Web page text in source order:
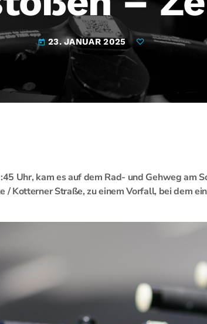
today 23. JANUAR 2025
Uhr, kam es auf dem Rad- und Gehweg am
/ Kotterner Straße, zu einem Vorfall, bei dem